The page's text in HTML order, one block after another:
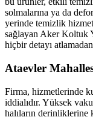
solmalarına ya da
yerinde temizlik
sağlayan Aker Koltuk
hiçbir detayı
Ataevler
Firma, hizmetlerinde
iddialıdır. Yüksek
halıların